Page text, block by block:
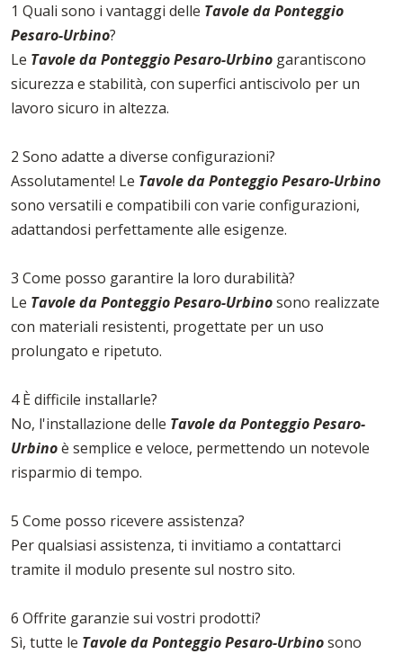
1 Quali sono i vantaggi delle Tavole da Ponteggio
Pesaro-Urbino?
Le Tavole da Ponteggio Pesaro-Urbino garantiscono
sicurezza e stabilità, con superfici antiscivolo per un
lavoro sicuro in altezza.
2 Sono adatte a diverse configurazioni?
Assolutamente! Le Tavole da Ponteggio Pesaro-Urbino
sono versatili e compatibili con varie configurazioni,
adattandosi perfettamente alle esigenze.
3 Come posso garantire la loro durabilità?
Le Tavole da Ponteggio Pesaro-Urbinosono realizzate
con materiali resistenti, progettate per un uso
prolungato e ripetuto.
4 È difficile installarle?
No, l'installazione delle Tavole da Ponteggio Pesaro-
Urbinoè semplice e veloce, permettendo un notevole
risparmio di tempo.
5 Come posso ricevere assistenza?
Per qualsiasi assistenza, ti invitiamo a contattarci
tramite il modulo presente sul nostro sito.
6 Offrite garanzie sui vostri prodotti?
Sì, tutte le Tavole da Ponteggio Pesaro-Urbinosono